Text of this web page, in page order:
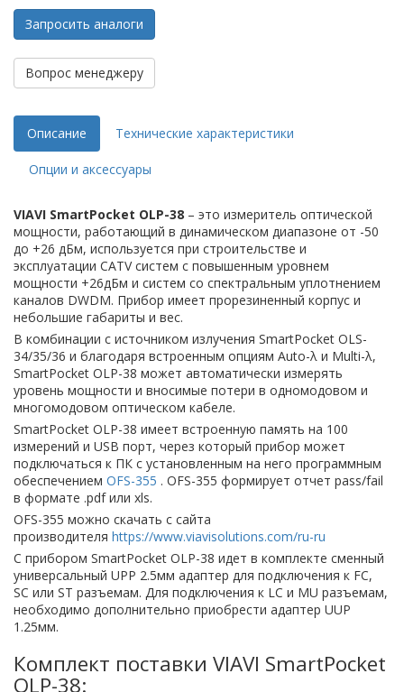
Запросить аналоги
Вопрос менеджеру
Описание Технические характеристики
Опции и аксессуары
VIAVI SmartPocket OLP-38 – это измеритель оптической
мощности, работающий в динамическом диапазоне от -50
до +26 дБм, используется при строительстве и
эксплуатации CATV систем с повышенным уровнем
мощности +26дБм и систем со спектральным уплотнением
каналов DWDM. Прибор имеет прорезиненный корпус и
небольшие габариты и вес.
В комбинации с источником излучения SmartPocket OLS-
34/35/36 и благодаря встроенным опциям Auto-λ и Multi-λ,
SmartPocket OLP-38 может автоматически измерять
уровень мощности и вносимые потери в одномодовом и
многомодовом оптическом кабеле.
SmartPocket OLP-38 имеет встроенную память на 100
измерений и USB порт, через который прибор может
подключаться к ПК с установленным на него программным
обеспечением OFS-355 . OFS-355 формирует отчет pass/fail
в формате .pdf или xls.
OFS-355 можно скачать с сайта
производителя https://www.viavisolutions.com/ru-ru
С прибором SmartPocket OLP-38 идет в комплекте сменный
универсальный UPP 2.5мм адаптер для подключения к FC,
SC или ST разъемам. Для подключения к LC и MU разъемам,
необходимо дополнительно приобрести адаптер UUP
1.25мм.
Комплект поставки VIAVI SmartPocket
OLP-38: